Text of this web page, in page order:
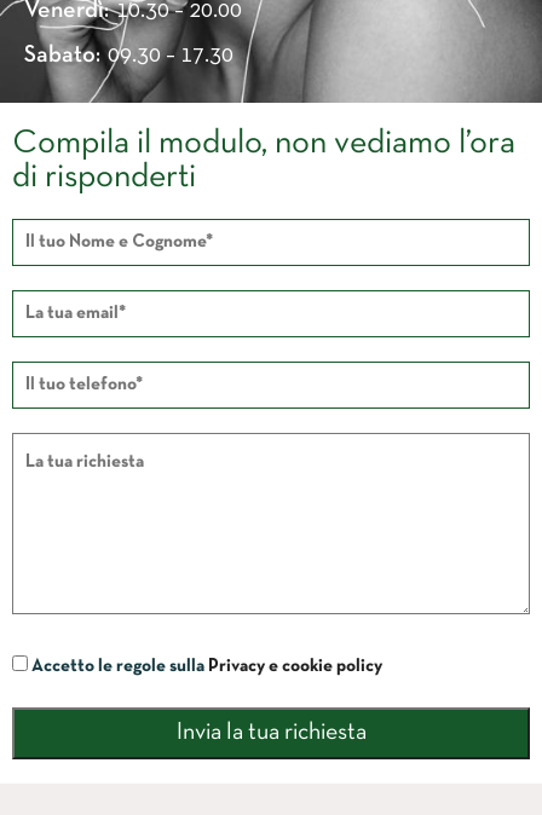
Venerdì: 10.30 – 20.00
Sabato: 09.30 – 17.30
Compila il modulo, non vediamo l’ora
di risponderti
Accetto le regole sulla Privacy e cookie policy